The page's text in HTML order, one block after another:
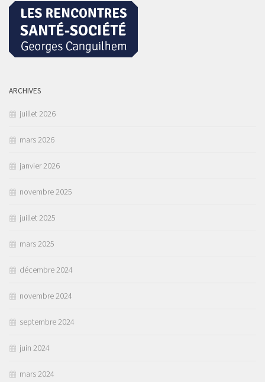
ARCHIVES
juillet 2026
mars 2026
janvier 2026
novembre 2025
juillet 2025
mars 2025
décembre 2024
novembre 2024
septembre 2024
juin 2024
mars 2024